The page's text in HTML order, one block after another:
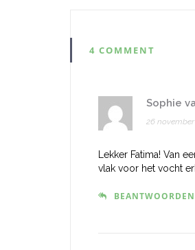
4 COMMENT
Sophie
26
Lekker Fatima! Van
vlak voor het vocht
BEANTWOORDEN